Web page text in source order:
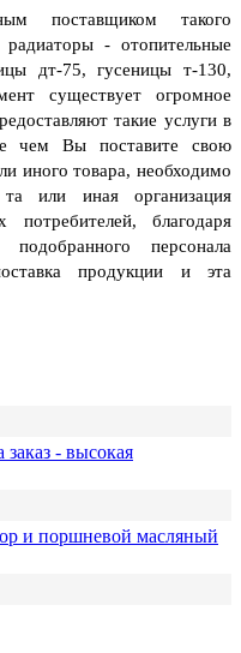
поставщиком такого
- отопительные
дт-75, гусеницы т-130,
существует огромное
такие услуги в
чем Вы поставите свою
иного товара, необходимо
та или иная организация
потребителей, благодаря
персонала
продукции и эта
- высокая
и поршневой масляный